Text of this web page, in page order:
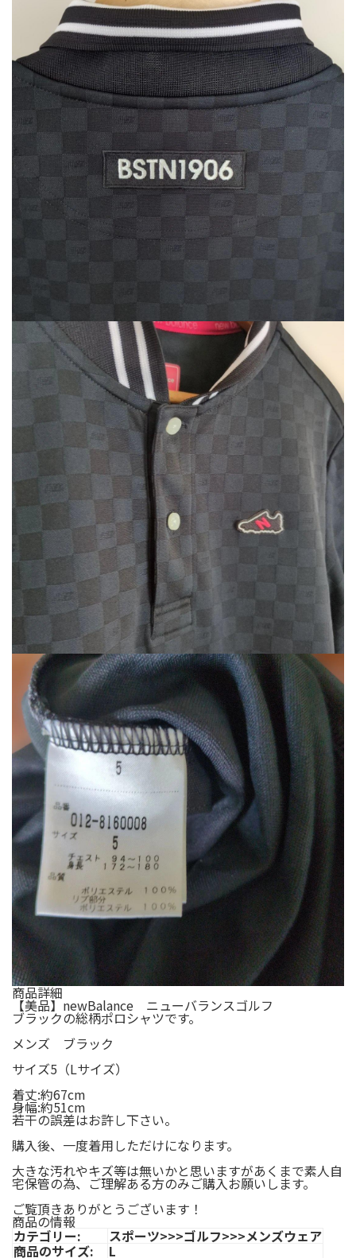
商品詳細
【美品】newBalance ニューバランスゴルフ
ブラックの総柄ポロシャツです。
メンズ ブラック
サイズ5（Lサイズ）
着丈:約67cm
身幅:約51cm
若干の誤差はお許し下さい。
購入後、一度着用しただけになります。
大きな汚れやキズ等は無いかと思いますがあくまで素人自
宅保管の為、ご理解ある方のみご購入お願いします。
ご覧頂きありがとうございます！
商品の情報
カテゴリー: スポーツ>>>ゴルフ>>>メンズウェア
商品のサイズ: L